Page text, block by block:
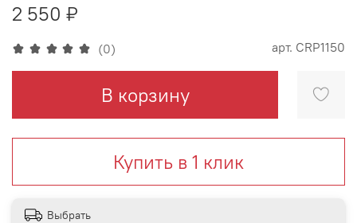
(0) арт. CRP1150
2 550 ₽
В корзину
Купить в 1 клик
Выбрать